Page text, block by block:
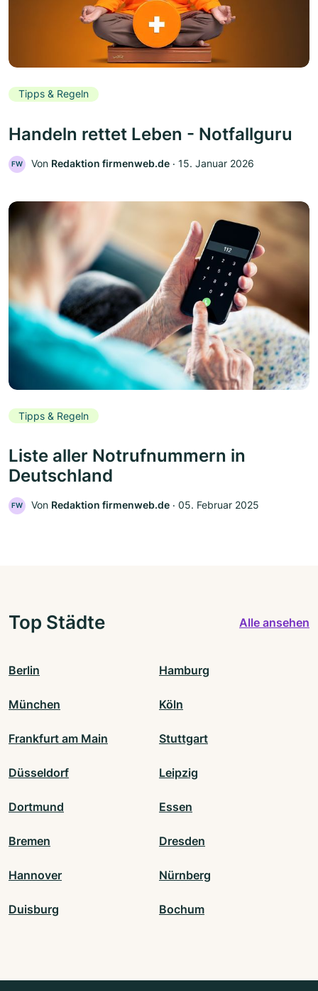
Tipps & Regeln
Handeln rettet Leben - Notfallguru
FW Von Redaktion firmenweb.de ‧ 15. Januar 2026
Tipps & Regeln
Liste aller Notrufnummern in
Deutschland
FW Von Redaktion firmenweb.de ‧ 05. Februar 2025
Top Städte Alle ansehen
Berlin Hamburg
München Köln
Frankfurt am Main Stuttgart
Düsseldorf Leipzig
Dortmund Essen
Bremen Dresden
Hannover Nürnberg
Duisburg Bochum